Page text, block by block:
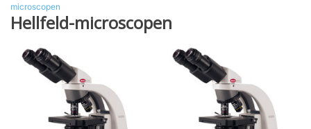
microscopen
Hellfeld-microscopen